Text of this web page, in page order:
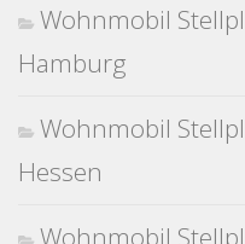
Wohnmobil
Hamburg
Wohnmobil
Hessen
Wohnmobil